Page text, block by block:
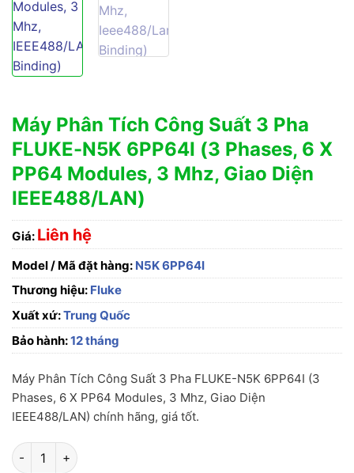
Máy Phân Tích Công Suất 3 Pha
FLUKE-N5K 6PP64I (3 Phases, 6 X
PP64 Modules, 3 Mhz, Giao Diện
IEEE488/LAN)
Giá: Liên hệ
Model / Mã đặt hàng: N5K 6PP64I
Thương hiệu: Fluke
Xuất xứ:Trung Quốc
Bảo hành:12 tháng
Máy Phân Tích Công Suất 3 Pha FLUKE-N5K 6PP64I (3
Phases, 6 X PP64 Modules, 3 Mhz, Giao Diện
IEEE488/LAN) chính hãng, giá tốt.
Máy Phân Tích Công Suất 3 Pha FLUKE-N5K 6PP64I (3